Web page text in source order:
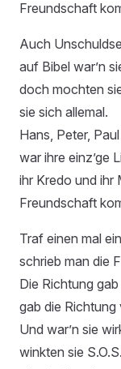
Freundschaft
Auch
auf Bibel war’n
doch mochten
sie sich allemal.
Hans, Peter,
war ihre einz’ge
ihr Kredo und ihr
Freundschaft
Traf einen mal
schrieb man die
Die Richtung
gab die Richtung
Und war’n sie
winkten sie